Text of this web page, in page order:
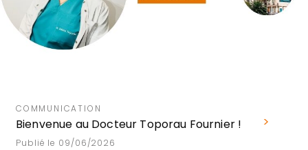
COMMUNICATION
Bienvenue au Docteur Toporau Fournier !
Publié le 09/06/2026